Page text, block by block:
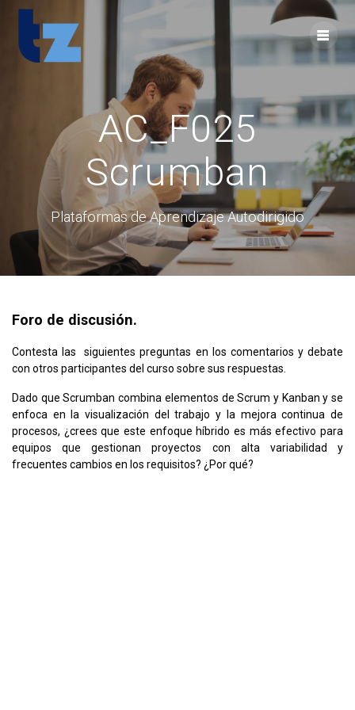
content
AC_F025
Scrumban
Plataformas de Aprendizaje Autodirigido
Foro de discusión.
Contesta las siguientes preguntas en los comentarios y debate
con otros participantes del curso sobre sus respuestas.
Dado que Scrumban combina elementos de Scrum y Kanban y se
enfoca en la visualización del trabajo y la mejora continua de
procesos, ¿crees que este enfoque híbrido es más efectivo para
equipos que gestionan proyectos con alta variabilidad y
frecuentes cambios en los requisitos? ¿Por qué?